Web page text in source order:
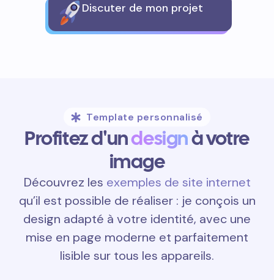
Discuter de mon projet
Template personnalisé
Profitez d'undesignà votre
image
Découvrez les exemples de site internet
qu’il est possible de réaliser : je conçois un
design adapté à votre identité, avec une
mise en page moderne et parfaitement
lisible sur tous les appareils.